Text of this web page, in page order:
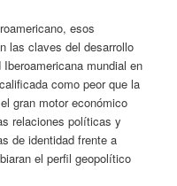
esos
las claves del desarrollo
mundial en
como peor que la
gran motor económico
relaciones políticas y
de identidad frente a
el perfil geopolítico